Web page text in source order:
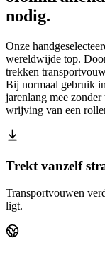
nodig.
Onze
wereldwijde top.
trekken
Bij normaal gebruik
jarenlang mee
wrijving van een
Trekt vanzelf
Transportvouwen
ligt.